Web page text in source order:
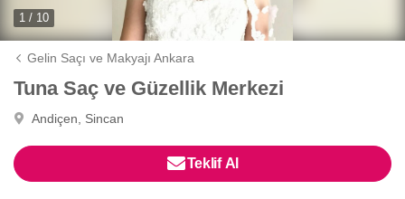
1 / 10
Gelin Saçı ve Makyajı Ankara
Tuna Saç ve Güzellik Merkezi
Andiçen, Sincan
Teklif Al